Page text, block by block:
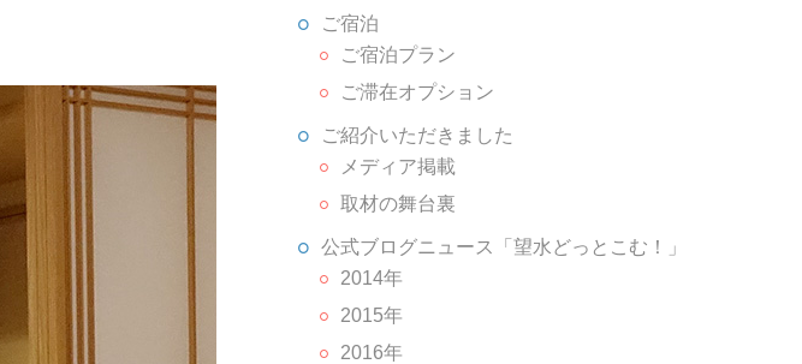
ご宿泊
ご宿泊プラン
ご滞在オプション
ご紹介いただきました
メディア掲載
取材の舞台裏
公式ブログニュース「望水どっとこむ！」
2014年
2015年
2016年